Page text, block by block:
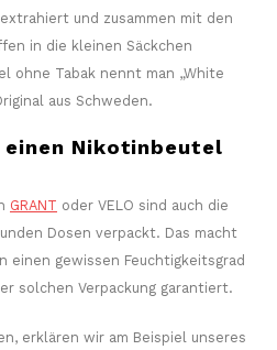
und zusammen mit den
in die kleinen Säckchen
ohne Tabak nennt man „White
aus Schweden.
einen Nikotinbeutel
GRANT oder VELO sind auch die
Dosen verpackt. Das macht
einen gewissen Feuchtigkeitsgrad
solchen Verpackung garantiert.
erklären wir am Beispiel unseres